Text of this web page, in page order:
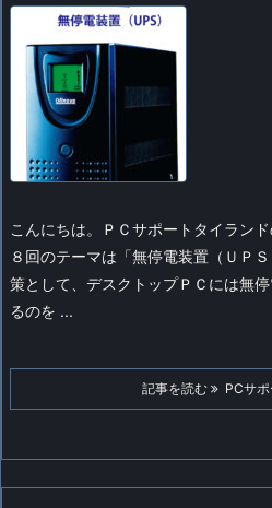
こんにちは。ＰＣサポートタイランド
８回のテーマは「無停電装置（ＵＰＳ
策として、デスクトップＰＣには無
るのを ...
記事を読む PCサポ